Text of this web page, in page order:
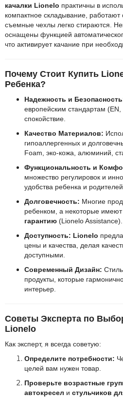
качалки Lionelo практичны в
компактное складывание, работают
съемные чехлы легко стираются.
оснащены функцией
что активирует качание при
Почему Стоит Купить
Ребенка?
Надежность и
европейским стандартам
спокойствие.
Качество Материалов:
гипоаллергенных и
Foam, эко-кожа, алюминий,
Функциональность и
множество регулировок и
удобства ребенка и родителей.
Долговечность: Многие
ребенком, а некоторые
гарантию (Lionelo Assistance).
Доступность: Lionelo
цены и качества, делая
доступными.
Современный Дизайн:
продукты, которые
интерьер.
Советы Эксперта по
Lionelo
Как эксперт, я всегда советую:
Определите потребности:
целей вам нужен товар.
Проверьте возрастные
автокресел и стульчиков